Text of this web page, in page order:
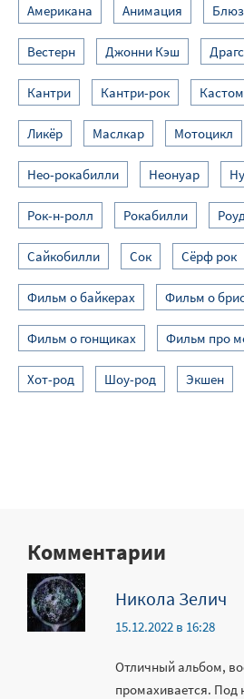
Американа Анимация Блюз
Вестерн Джонни Кэш
Кантри Кантри-рок
Ликёр Маслкар Мотоцикл
Нео-рокабилли Неонуар
Рок-н-ролл Рокабилли
Сайкобилли Сок Сёрф рок
Фильм о байкерах Фильм о
Фильм о гонщиках Фильм про
Хот-род Шоу-род Экшен
Комментарии
Никола Зелич
15.12.2022 в 16:28
Отличный альбом,
промахивается. Под